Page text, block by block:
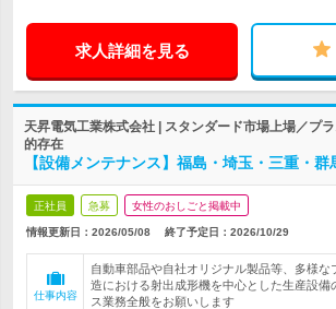
求人詳細を見る
天昇電気工業株式会社 | スタンダード市場上場／プ
的存在
【設備メンテナンス】福島・埼玉・三重・群
正社員 急募 女性のおしごと掲載中
情報更新日：2026/05/08 終了予定日： 2026/10/29
仕事内容
自動車部品や自社オリジナル製品等、多様な
造における射出成形機を中心とした生産設備
ス業務全般をお願いします